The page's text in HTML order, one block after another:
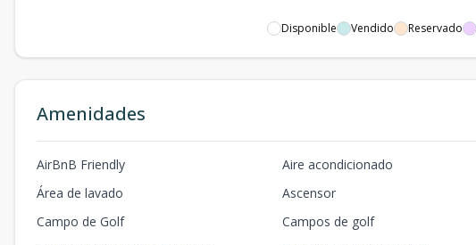
Disponible Vendido Reservado
Amenidades
AirBnB Friendly Aire acondicionado
Área de lavado
Ascensor
Campo de Golf
Campos de golf